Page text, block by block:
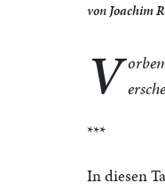
von Joachim
V
***
In diesen